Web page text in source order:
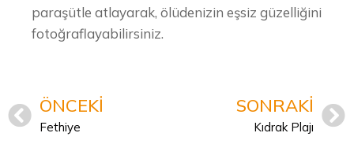
paraşütle atlayarak, ölüdenizin eşsiz güzelliğini
fotoğraflayabilirsiniz.
ÖNCEKI
Fethiye
SONRAKI
Kıdrak Plajı